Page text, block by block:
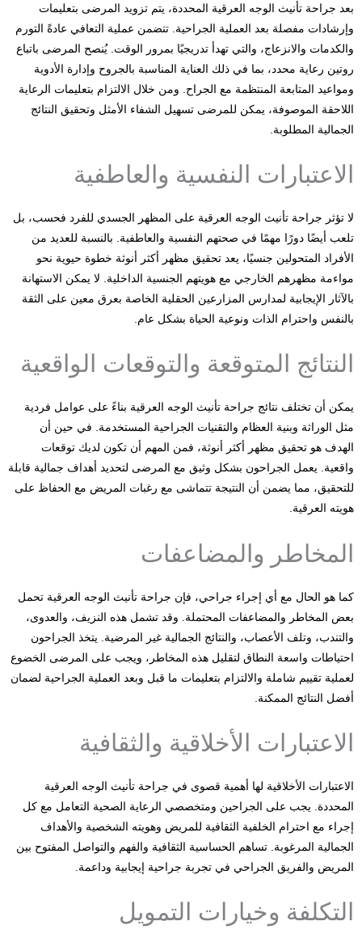
بعد جراحة تأنيث الوجه العرقية المحددة، يتم تزويد المرضى بتعليمات
وإرشادات مفصلة بعد العملية الجراحية. تتضمن عملية التعافي عادةً التورم
والكدمات والانزعاج، والتي تهدأ تدريجيًا بمرور الوقت. يُنصح المرضى باتباع
روتين رعاية محدد، بما في ذلك العناية المناسبة بالجروح وإدارة الأدوية
ومواعيد المتابعة المنتظمة مع الجراح. ومن خلال الالتزام بتعليمات الرعاية
اللاحقة الموصوفة، يمكن للمرضى تسهيل الشفاء الأمثل وتحقيق النتائج
الجمالية المطلوبة.
الاعتبارات النفسية والعاطفية
لا تؤثر جراحة تأنيث الوجه العرقية على المظهر الجسدي للفرد فحسب، بل
تلعب أيضًا دورًا مهمًا في صحتهم النفسية والعاطفية. بالنسبة للعديد من
الأفراد المتحولين جنسيًا، يعد تحقيق مظهر أكثر أنوثة خطوة حيوية نحو
مواءمة مظهرهم الخارجي مع هويتهم الجنسية الداخلية. لا يمكن الاستهانة
بالآثار الإيجابية لمدارس المزارعين الحقلية الخاصة بعرق معين على الثقة
بالنفس واحترام الذات ونوعية الحياة بشكل عام.
النتائج المتوقعة والتوقعات الواقعية
يمكن أن تختلف نتائج جراحة تأنيث الوجه العرقية بناءً على عوامل فردية
مثل الوراثة وبنية العظام والتقنيات الجراحية المستخدمة. في حين أن
الهدف هو تحقيق مظهر أكثر أنوثة، فمن المهم أن تكون لديك توقعات
واقعية. يعمل الجراحون بشكل وثيق مع المرضى لتحديد أهداف جمالية قابلة
للتحقيق، مما يضمن أن النتيجة تتماشى مع رغبات المريض مع الحفاظ على
هويته العرقية.
المخاطر والمضاعفات
كما هو الحال مع أي إجراء جراحي، فإن جراحة تأنيث الوجه العرقية تحمل
بعض المخاطر والمضاعفات المحتملة. وقد تشمل هذه النزيف، والعدوى،
والتندب، وتلف الأعصاب، والنتائج الجمالية غير المرضية. يتخذ الجراحون
احتياطات واسعة النطاق لتقليل هذه المخاطر، ويجب على المرضى الخضوع
لعملية تقييم شاملة والالتزام بتعليمات ما قبل وبعد العملية الجراحية لضمان
أفضل النتائج الممكنة.
الاعتبارات الأخلاقية والثقافية
الاعتبارات الأخلاقية لها أهمية قصوى في جراحة تأنيث الوجه العرقية
المحددة. يجب على الجراحين ومتخصصي الرعاية الصحية التعامل مع كل
إجراء مع احترام الخلفية الثقافية للمريض وهويته الشخصية والأهداف
الجمالية المرغوبة. تساهم الحساسية الثقافية والفهم والتواصل المفتوح بين
المريض والفريق الجراحي في تجربة جراحية إيجابية وداعمة.
التكلفة وخيارات التمويل